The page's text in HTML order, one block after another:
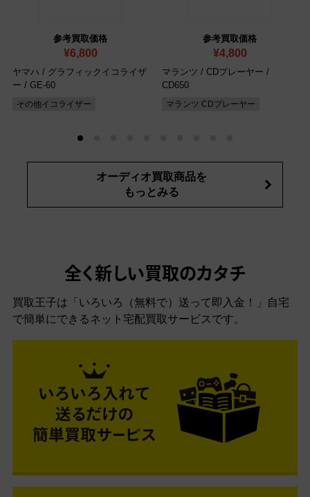
参考買取価格
¥6,800
ヤマハ / グラフィックイコライザ
ー / GE-60
その他イコライザー
参考買取価格
¥4,800
マランツ / CDプレーヤー /
CD650
マランツ CDプレーヤー
オーディオ買取商品を
もっとみる
全く新しい買取のカタチ
買取王子は「いろいろ（無料で）送って即入金！」自宅
で簡単にできるネット宅配買取サービスです。